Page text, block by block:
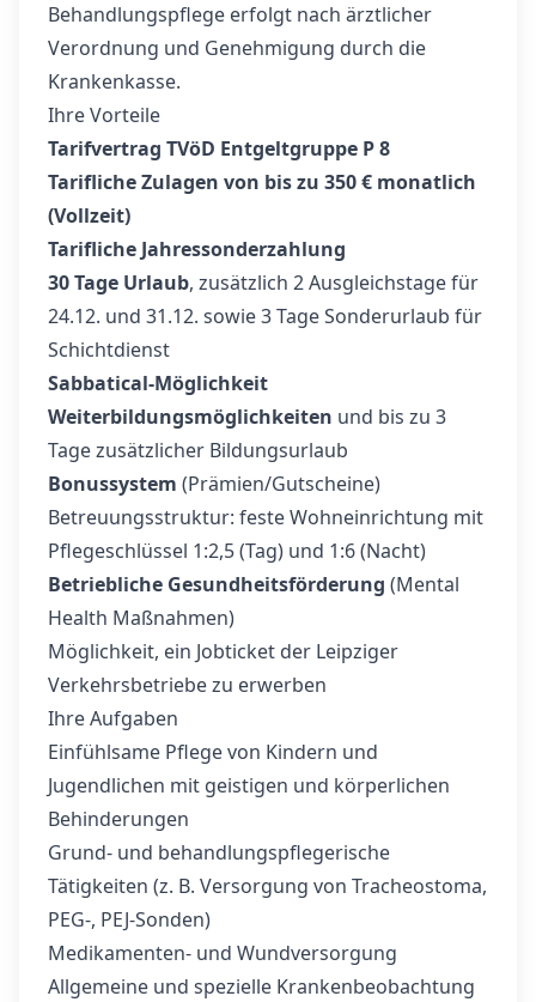
Behandlungspflege erfolgt nach ärztlicher
Verordnung und Genehmigung durch die
Krankenkasse.
Ihre Vorteile
Tarifvertrag TVöD Entgeltgruppe P 8
Tarifliche Zulagen von bis zu 350 € monatlich
(Vollzeit)
Tarifliche Jahressonderzahlung
30 Tage Urlaub, zusätzlich 2 Ausgleichstage für
24.12. und 31.12. sowie 3 Tage Sonderurlaub für
Schichtdienst
Sabbatical-Möglichkeit
Weiterbildungsmöglichkeiten und bis zu 3
Tage zusätzlicher Bildungsurlaub
Bonussystem (Prämien/Gutscheine)
Betreuungsstruktur: feste Wohneinrichtung mit
Pflegeschlüssel 1:2,5 (Tag) und 1:6 (Nacht)
Betriebliche Gesundheitsförderung (Mental
Health Maßnahmen)
Möglichkeit, ein Jobticket der Leipziger
Verkehrsbetriebe zu erwerben
Ihre Aufgaben
Einfühlsame Pflege von Kindern und
Jugendlichen mit geistigen und körperlichen
Behinderungen
Grund- und behandlungspflegerische
Tätigkeiten (z. B. Versorgung von Tracheostoma,
PEG-, PEJ-Sonden)
Medikamenten- und Wundversorgung
Allgemeine und spezielle Krankenbeobachtung